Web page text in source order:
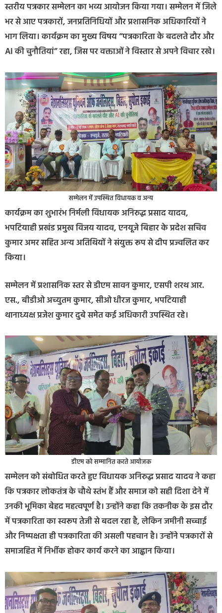
स्तरीय पत्रकार सम्मेलन का भव्य आयोजन किया गया। सम्मेलन में जिले
भर से आए पत्रकारों, जनप्रतिनिधियों और प्रशासनिक अधिकारियों ने
भाग लिया। कार्यक्रम का मुख्य विषय “पत्रकारिता के बदलते दौर और
AI की चुनौतियां” रहा, जिस पर वक्ताओं ने विस्तार से अपने विचार रखे।
सम्मेलन में उपस्थित विधायक व अन्य
कार्यक्रम का शुभारंभ निर्मली विधायक अनिरुद्ध प्रसाद यादव,
भपटियाही प्रखंड प्रमुख विजय यादव, एनयूजे बिहार के प्रदेश सचिव
कुमार अमर सहित अन्य अतिथियों ने संयुक्त रूप से दीप प्रज्वलित कर
किया।
सम्मेलन में प्रशासनिक स्तर से डीएम सावन कुमार, एसपी शरथ आर.
एस., बीडीओ अच्युतम कुमार, सीओ धीरज कुमार, भपटियाही
थानाध्यक्ष प्रजेश कुमार दुबे समेत कई अधिकारी उपस्थित रहे।
डीएम को सम्मानित करते आयोजक
सम्मेलन को संबोधित करते हुए विधायक अनिरुद्ध प्रसाद यादव ने कहा
कि पत्रकार लोकतंत्र के चौथे स्तंभ हैं और समाज को सही दिशा देने में
उनकी भूमिका बेहद महत्वपूर्ण है। उन्होंने कहा कि तकनीक के इस दौर
में पत्रकारिता का स्वरूप तेजी से बदल रहा है, लेकिन जमीनी सच्चाई
और निष्पक्षता ही पत्रकारिता की असली पहचान है। उन्होंने पत्रकारों से
समाजहित में निर्भीक होकर कार्य करने का आह्वान किया।